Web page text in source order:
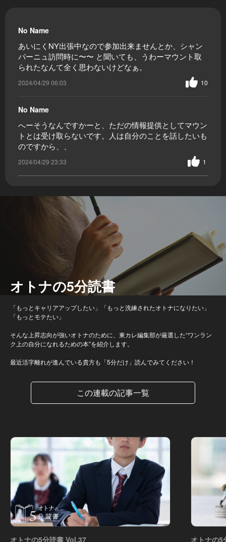
No Name
あいにくNY出張中なので参加出来ませんとか、シャン
パーニュ訪問時に〜〜 と聞いても、うわーマウント取
られたなんて全く思わないけどなぁ。
2024/04/29 06:03 10
No Name
へーそうなんですかーと、ただの情報提供としてマウン
トとは受け取らないです。人は自分のことを話したいも
のですから、、
2024/04/29 23:33 1
オトナの5分読書
「もっとキャリアアップしたい」「もっと洗練されたオトナになりたい」
「もっとモテたい」
そんな上昇志向が強いオトナのために、東カレ編集部が厳選した“ワンラン
ク上の自分になれるための本”を紹介します。
最近活字離れが進んでいる貴方も「5分だけ」読んでみてください！
この連載の記事一覧
オトナの5分読書 Vol.37 オトナの5